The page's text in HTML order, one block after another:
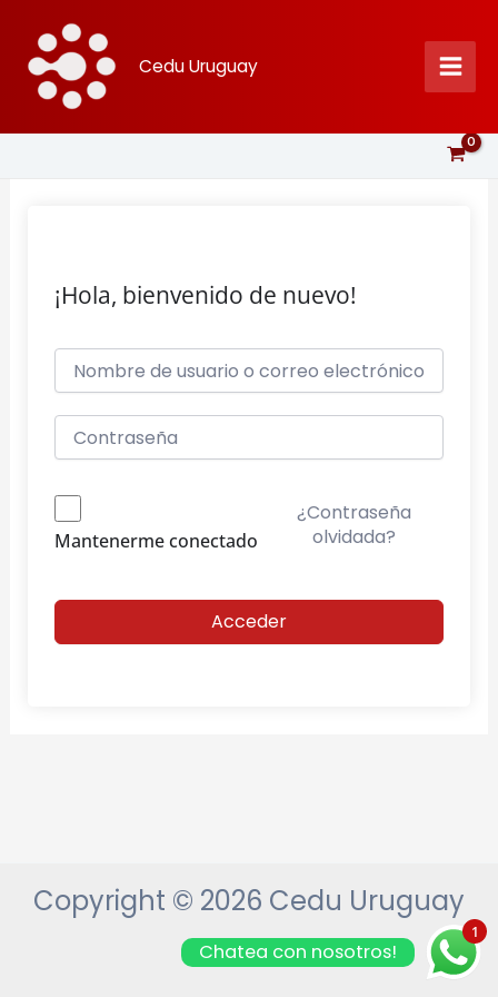
contenido
Cedu Uruguay
¡Hola, bienvenido de nuevo!
Mantenerme conectado
¿Contraseña
olvidada?
Acceder
Copyright © 2026 Cedu Uruguay
1
Chatea con nosotros!